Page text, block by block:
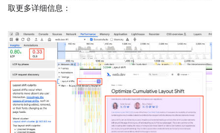
取更多详细信息：